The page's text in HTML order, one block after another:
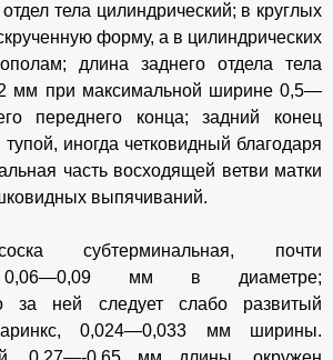
тела цилиндрический; в круглых
форму, а в цилиндрических
длина заднего отдела тела
мм при максимальной ширине 0,5—
переднего конца; задний конец
иногда четковидный благодаря
часть восходящей ветви матки
выпячиваний.
субтерминальная, почти
0,06—0,09 мм в диаметре;
за ней следует слабо развитый
0,024—0,033 мм ширины.